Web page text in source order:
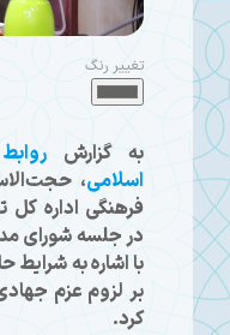
تغییر رنگ
به گزارش
اسلامی،
فرهنگی اداره کل
در جلسه‌ شورای
با اشاره به
بر لزوم عزم
کرد.